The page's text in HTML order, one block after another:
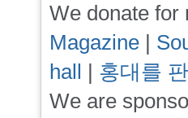
We donate for
Magazine |
hall | 홍대를
We are